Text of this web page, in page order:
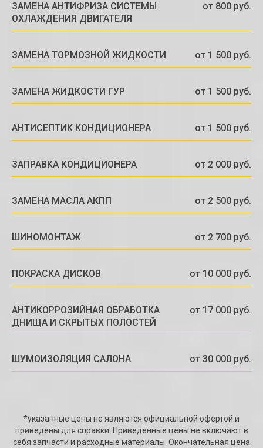
ЗАМЕНА АНТИФРИЗА СИСТЕМЫ
ОХЛАЖДЕНИЯ ДВИГАТЕЛЯ
от 800 руб.
ЗАМЕНА ТОРМОЗНОЙ ЖИДКОСТИ от 1 500 руб.
ЗАМЕНА ЖИДКОСТИ ГУР от 1 500 руб.
АНТИСЕПТИК КОНДИЦИОНЕРА от 1 500 руб.
ЗАПРАВКА КОНДИЦИОНЕРА от 2 000 руб.
ЗАМЕНА МАСЛА АКПП от 2 500 руб.
ШИНОМОНТАЖ от 2 700 руб.
ПОКРАСКА ДИСКОВ от 10 000 руб.
АНТИКОРРОЗИЙНАЯ ОБРАБОТКА
ДНИЩА И СКРЫТЫХ ПОЛОСТЕЙ
от 17 000 руб.
ШУМОИЗОЛЯЦИЯ САЛОНА от 30 000 руб.
*указанные цены не являются официальной офертой и
приведены для справки. Приведённые цены не включают в
себя запчасти и расходные материалы. Окончательная цена